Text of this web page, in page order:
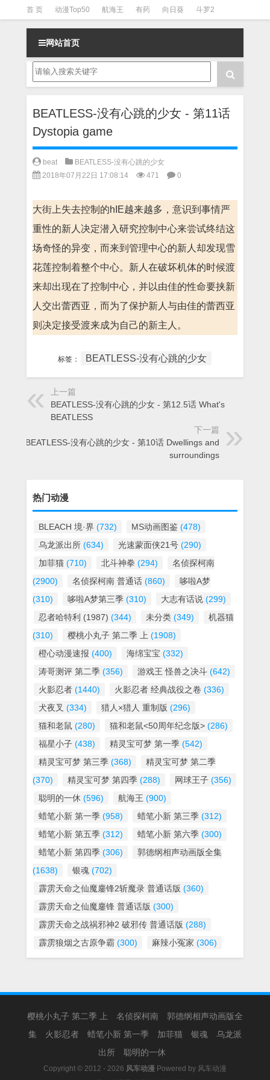
首 页 动漫Top50 航海王 有药 向日葵 斗罗2
斗罗3 火影 一拳超人 柯南 阴阳师 节目清单
网站首页
BEATLESS-没有心跳的少女 - 第11话
Dystopia game
beat
BEATLESS-没有心跳的少女
2018年07月22日 17:08:14
471 0
大街上失去控制的hIE越来越多，意识到事情严
重性的新人决定潜入研究控制中心来尝试终结这
场奇怪的异变，而来到管理中心的新人却发现雪
花莲控制着整个中心。新人在破坏机体的时候渡
来却出现在了控制中心，并以由佳的性命要挟新
人交出蕾西亚，而为了保护新人与由佳的蕾西亚
则决定接受渡来成为自己的新主人。
标签： BEATLESS-没有心跳的少女
上一篇
BEATLESS-没有心跳的少女 - 第12.5话 What's
BEATLESS
下一篇
BEATLESS-没有心跳的少女 - 第10话 Dwellings and
surroundings
热门动漫
BLEACH 境·界 (732) MS动画图鉴 (478)
乌龙派出所 (634) 光速蒙面侠21号 (290)
加菲猫 (710) 北斗神拳 (294)
名侦探柯南
(2900)
名侦探柯南 普通话 (860)
哆啦A梦
(310)
哆啦A梦第三季 (310) 大志有话说 (299)
忍者哈特利 (1987) (344) 未分类 (349)
机器猫
(310)
樱桃小丸子 第二季 上 (1908)
橙心动漫速报 (400) 海绵宝宝 (332)
涛哥测评 第二季 (356) 游戏王 怪兽之决斗 (642)
火影忍者 (1440) 火影忍者 经典战役之卷 (336)
犬夜叉 (334) 猎人×猎人 重制版 (296)
猫和老鼠 (280) 猫和老鼠<50周年纪念版> (286)
福星小子 (438) 精灵宝可梦 第一季 (542)
精灵宝可梦 第三季 (368)
精灵宝可梦 第二季
(370)
精灵宝可梦 第四季 (288) 网球王子 (356)
聪明的一休 (596) 航海王 (900)
蜡笔小新 第一季 (958) 蜡笔小新 第三季 (312)
蜡笔小新 第五季 (312) 蜡笔小新 第六季 (300)
蜡笔小新 第四季 (306)
郭德纲相声动画版全集
(1638)
银魂 (702)
霹雳天命之仙魔鏖锋2斩魔录 普通话版 (360)
霹雳天命之仙魔鏖锋 普通话版 (300)
霹雳天命之战祸邪神2 破邪传 普通话版 (288)
霹雳狼烟之古原争霸 (300) 麻辣小冤家 (306)
樱桃小丸子 第二季 上 名侦探柯南
郭德纲相声动画版全
集
火影忍者 蜡笔小新 第一季 加菲猫 银魂
乌龙派
出所
聪明的一休
Copyright © 2012 - 2026 风车动漫 Powered by 风车动漫